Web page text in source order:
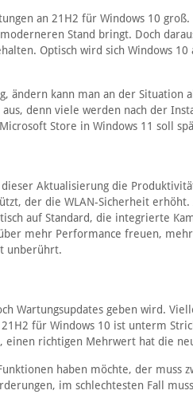
an 21H2 für Windows 10
Stand bringt. Doch
Optisch wird sich Windows
ändern kann man an der Situation
denn viele werden nach der
Store in Windows 11 soll
Aktualisierung die
der die WLAN-Sicherheit
auf Standard, die integrierte
mehr Performance freuen,
unberührt.
Wartungsupdates geben wird.
für Windows 10 ist unterm
richtigen Mehrwert hat die
haben möchte, der muss
im schlechtesten Fall